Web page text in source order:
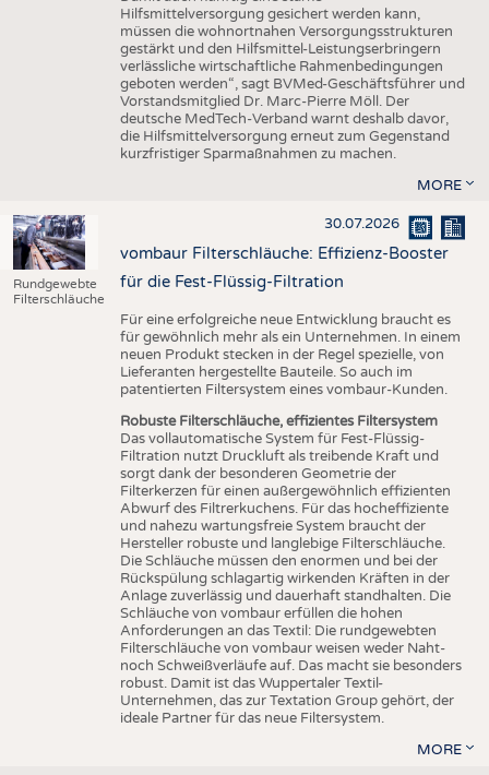
Hilfsmittelversorgung gesichert werden kann,
müssen die wohnortnahen Versorgungsstrukturen
gestärkt und den Hilfsmittel-Leistungserbringern
verlässliche wirtschaftliche Rahmenbedingungen
geboten werden“, sagt BVMed-Geschäftsführer und
Vorstandsmitglied Dr. Marc-Pierre Möll. Der
deutsche MedTech-Verband warnt deshalb davor,
die Hilfsmittelversorgung erneut zum Gegenstand
kurzfristiger Sparmaßnahmen zu machen.
MORE
Rundgewebte
Filterschläuche
30.07.2026
vombaur Filterschläuche: Effizienz-Booster
für die Fest-Flüssig-Filtration
Für eine erfolgreiche neue Entwicklung braucht es
für gewöhnlich mehr als ein Unternehmen. In einem
neuen Produkt stecken in der Regel spezielle, von
Lieferanten hergestellte Bauteile. So auch im
patentierten Filtersystem eines vombaur-Kunden.
Robuste Filterschläuche, effizientes Filtersystem
Das vollautomatische System für Fest-Flüssig-
Filtration nutzt Druckluft als treibende Kraft und
sorgt dank der besonderen Geometrie der
Filterkerzen für einen außergewöhnlich effizienten
Abwurf des Filtrerkuchens. Für das hocheffiziente
und nahezu wartungsfreie System braucht der
Hersteller robuste und langlebige Filterschläuche.
Die Schläuche müssen den enormen und bei der
Rückspülung schlagartig wirkenden Kräften in der
Anlage zuverlässig und dauerhaft standhalten. Die
Schläuche von vombaur erfüllen die hohen
Anforderungen an das Textil: Die rundgewebten
Filterschläuche von vombaur weisen weder Naht-
noch Schweißverläufe auf. Das macht sie besonders
robust. Damit ist das Wuppertaler Textil-
Unternehmen, das zur Textation Group gehört, der
ideale Partner für das neue Filtersystem.
MORE